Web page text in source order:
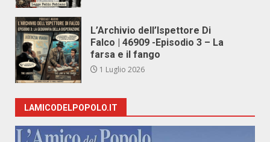
L’Archivio dell’Ispettore Di
Falco | 46909 -Episodio 3 – La
farsa e il fango
1 Luglio 2026
LAMICODELPOPOLO.IT